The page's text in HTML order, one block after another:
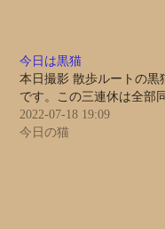
今日は黒猫
本日撮影 散歩ルートの黒
です。この三連休は全部
2022-07-18 19:09
今日の猫